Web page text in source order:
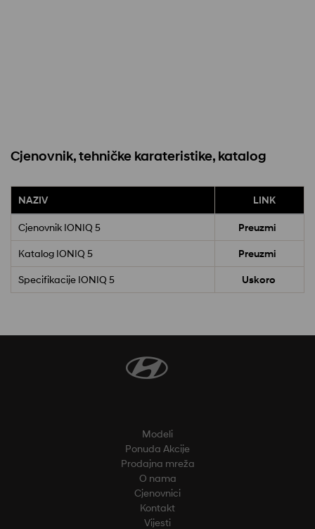
Cjenovnik, tehničke karateristike, katalog
NAZIV LINK
Cjenovnik IONIQ 5 Preuzmi
Katalog IONIQ 5 Preuzmi
Specifikacije IONIQ 5 Uskoro
Modeli
Ponuda Akcije
Prodajna mreža
O nama
Cjenovnici
Kontakt
Vijesti